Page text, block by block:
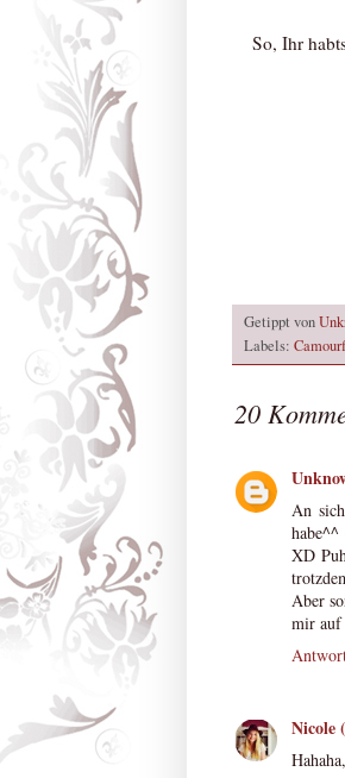
So, Ihr
Getippt von
Labels:
20
An
XD
Aber
mir auf
Nicole